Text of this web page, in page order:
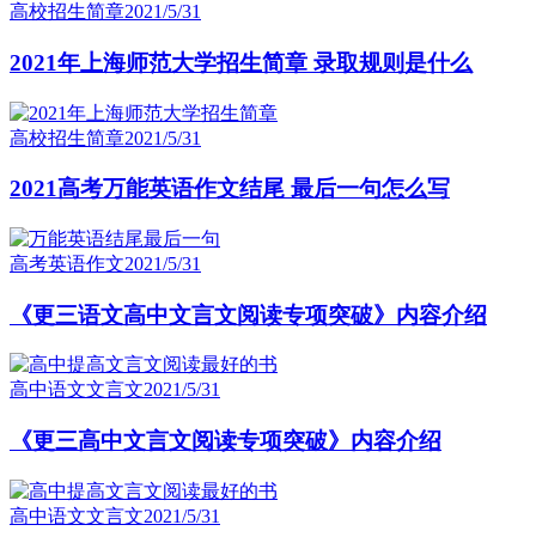
高校招生简章2021/5/31
2021年上海师范大学招生简章 录取规则是什么
高校招生简章2021/5/31
2021高考万能英语作文结尾 最后一句怎么写
高考英语作文2021/5/31
《更三语文高中文言文阅读专项突破》内容介绍
高中语文文言文2021/5/31
《更三高中文言文阅读专项突破》内容介绍
高中语文文言文2021/5/31